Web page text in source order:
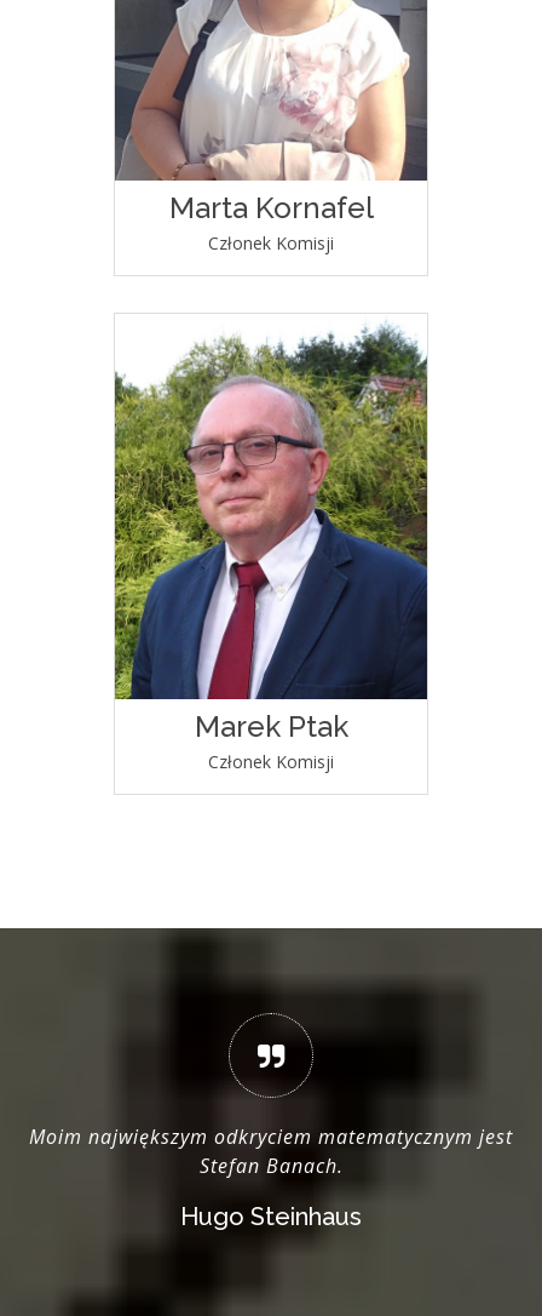
Marta Kornafel
Członek Komisji
Marek Ptak
Członek Komisji
Moim największym odkryciem matematycznym jest
Stefan Banach.
Hugo Steinhaus